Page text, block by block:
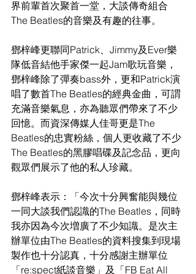
界前輩首次聚首一堂，大談傳奇組合
The Beatles的音樂及有趣的往事。
鄧梓峰更聯同Patrick、Jimmy及Ever樂
隊低音結他手家傑一起Jam歌玩音樂，
鄧梓峰除了彈奏bass外，更和Patrick演
唱了數首The Beatles的經典金曲，可謂
充滿音樂氣息，亦為聽眾們帶來了不少
回憶。而資深傳媒人佳哥更是The
Beatles的忠實粉絲，個人更收藏了不少
The Beatles的黑膠唱碟及記念品，更向
觀眾們展示了他的私人珍藏。
鄧梓峰表示：「今次十分興奮能與幾位
一同大談我們認識的The Beatles，同時
我亦因為今次増廣了不少知識。是次主
辦單位由The Beatles的資料搜集到現場
製作也十分認真，十分感謝主辦單位
「re:spect紙談音樂」及「FB Eat All